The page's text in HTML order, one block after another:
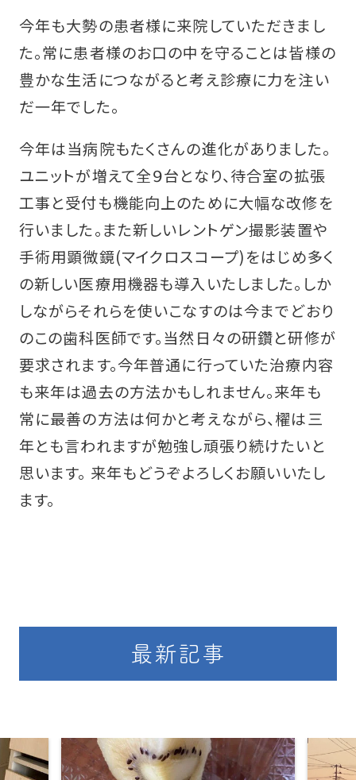
今年も大勢の患者様に来院していただきまし
た。常に患者様のお口の中を守ることは皆様の
豊かな生活につながると考え診療に力を注い
だ一年でした。
今年は当病院もたくさんの進化がありました。
ユニットが増えて全９台となり、待合室の拡張
工事と受付も機能向上のために大幅な改修を
行いました。また新しいレントゲン撮影装置や
手術用顕微鏡(マイクロスコープ)をはじめ多く
の新しい医療用機器も導入いたしました。しか
しながらそれらを使いこなすのは今までどおり
のこの歯科医師です。当然日々の研鑽と研修が
要求されます。今年普通に行っていた治療内容
も来年は過去の方法かもしれません。来年も
常に最善の方法は何かと考えながら、櫂は三
年とも言われますが勉強し頑張り続けたいと
思います。 来年もどうぞよろしくお願いいたし
ます。
最新記事